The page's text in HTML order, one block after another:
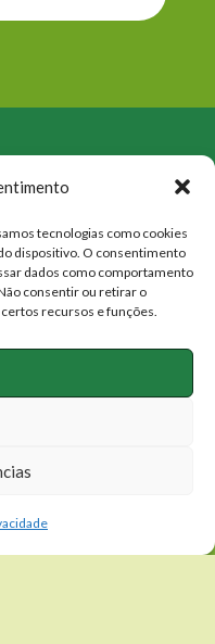
tecnologias como cookies
dispositivo. O consentimento
dados como comportamento
consentir ou retirar o
recursos e funções.